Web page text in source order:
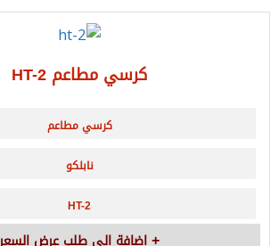
كرسي مطاعم HT-2
كرسي مطاعم
نابلكو
HT-2
اضافة الى طلب عرض السعر